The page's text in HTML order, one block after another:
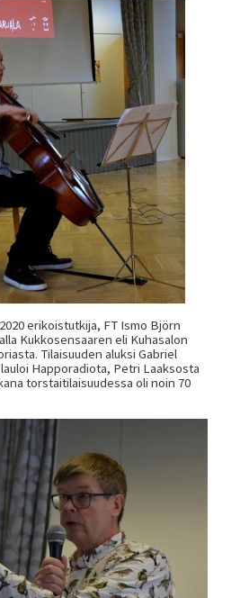
erikoistutkija, FT Ismo Björn
Kukkosensaaren eli Kuhasalon
Tilaisuuden aluksi Gabriel
Happoradiota, Petri Laaksosta
torstaitilaisuudessa oli noin 70